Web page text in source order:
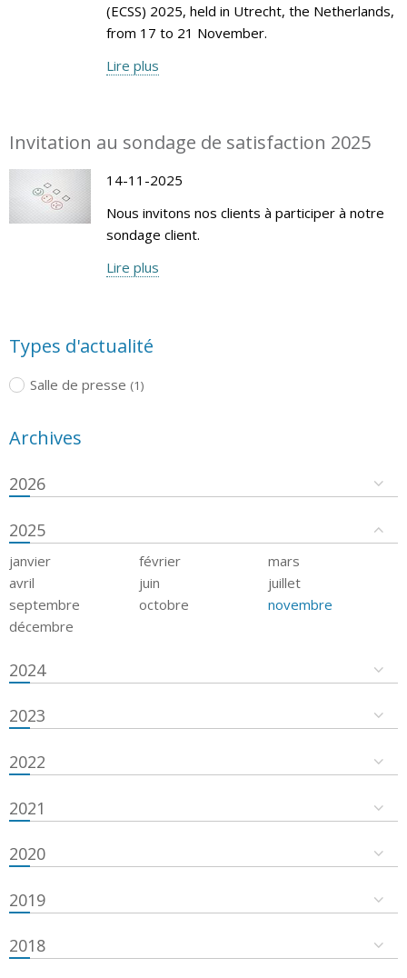
(ECSS) 2025, held in Utrecht, the Netherlands,
from 17 to 21 November.
Lire plus
Invitation au sondage de satisfaction 2025
14-11-2025
Nous invitons nos clients à participer à notre
sondage client.
Lire plus
Types d'actualité
Salle de presse (1)
Archives
2026
2025
janvier février
mars
avril
juin
juillet
septembre
octobre
novembre
décembre
2024
2023
2022
2021
2020
2019
2018